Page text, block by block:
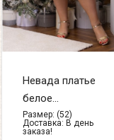
Невада платье
белое...
Размер: (52)
Доставка: В день
заказа!